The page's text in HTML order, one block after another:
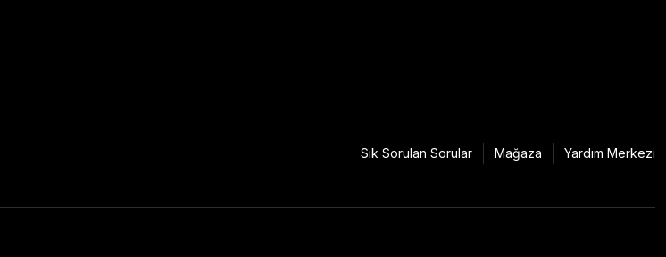
Sık Sorulan Sorular Mağaza Yardım Merkezi